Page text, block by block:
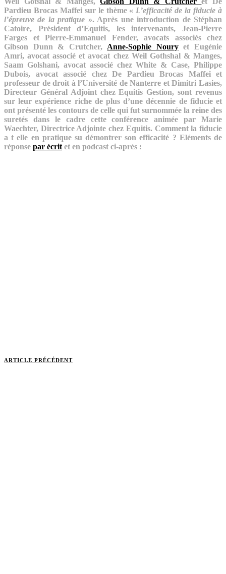
Pardieu Brocas Maffei sur le thème « L’efficacité de la fiducie à
l’épreuve de la pratique ». Après une introduction de Stéphan
Catoire, Président d’Equitis, les intervenants, Jean-Pierre
Farges et Pierre-Emmanuel Fender, avocats associés chez
Gibson Dunn & Crutcher, Anne-Sophie Nouryet Eugénie
Amri, avocat associé et avocat chez Weil Gothshal & Manges,
Saam Golshani, avocat associé chez White & Case, Philippe
Dubois, avocat associé chez De Pardieu Brocas Maffei et
professeur de droit à l’Université de Nanterre et Dimitri Lasies,
Directeur Général Adjoint chez Equitis Gestion, sont revenus
sur leur expérience riche de plus d’une décennie de fiducie et
ont présenté les contours de celle qui fut surnommée la reine des
suretés dans le cadre cette conférence animée par Marie
Waechter, Directrice Adjointe chez Equitis. Comment la fiducie
a t elle en pratique su démontrer son efficacité ? Eléments de
réponse par écrit et en podcast ci-après :
ARTICLE PRÉCÉDENT